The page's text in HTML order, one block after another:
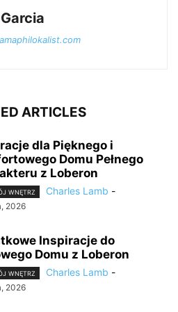
Garcia
ARTICLES
dla Pięknego i
Domu Pełnego
z Loberon
WNĘTRZ Charles Lamb -
2026
Inspiracje do
Domu z Loberon
WNĘTRZ Charles Lamb -
2026